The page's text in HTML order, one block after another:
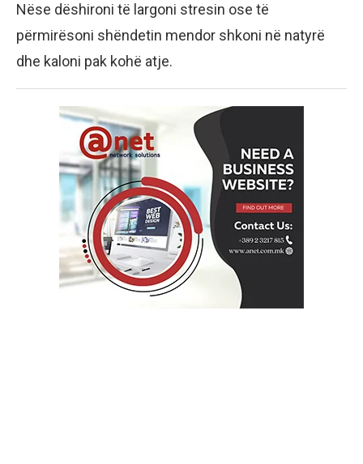
Nëse dëshironi të largoni stresin ose të
përmirësoni shëndetin mendor shkoni në natyrë
dhe kaloni pak kohë atje.